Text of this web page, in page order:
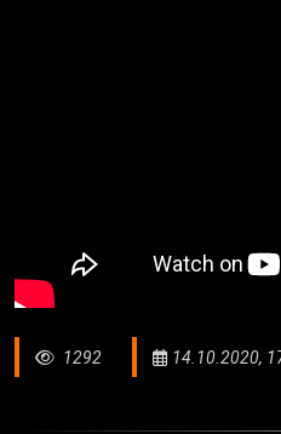
1292 14.10.2020,